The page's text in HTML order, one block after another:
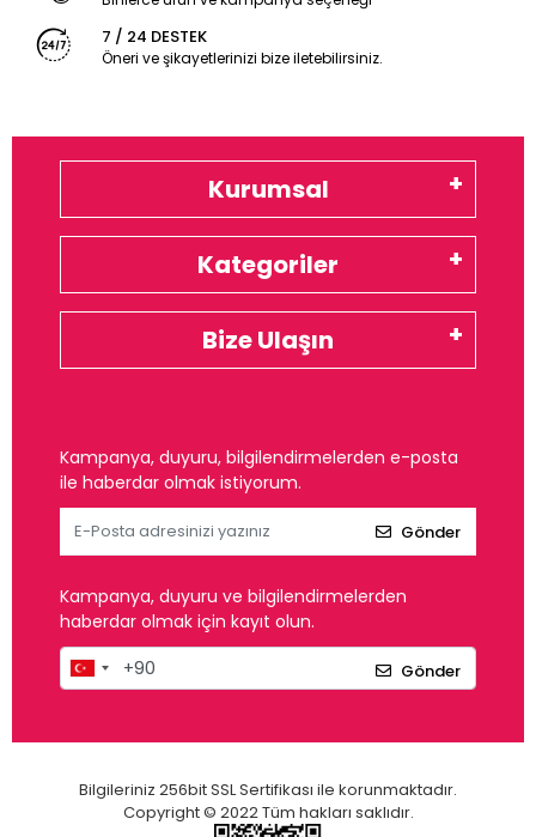
7 / 24 DESTEK
Öneri ve şikayetlerinizi bize iletebilirsiniz.
Kurumsal
Kategoriler
Bize Ulaşın
Kampanya, duyuru, bilgilendirmelerden e-posta
ile haberdar olmak istiyorum.
Gönder
Kampanya, duyuru ve bilgilendirmelerden
haberdar olmak için kayıt olun.
Gönder
Bilgileriniz 256bit SSL Sertifikası ile korunmaktadır.
Copyright © 2022 Tüm hakları saklıdır.